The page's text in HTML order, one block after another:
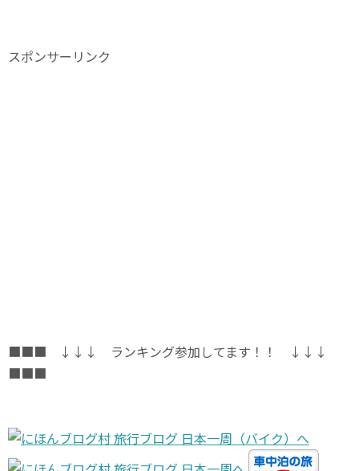
スポンサーリンク
■■■ ↓↓↓ ランキング参加してます！！ ↓↓↓
■■■